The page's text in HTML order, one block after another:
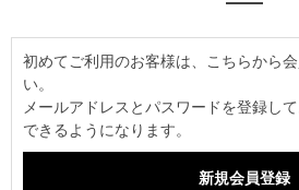
初めてご利用のお客様は、こちらから
い。
メールアドレスとパスワードを登録し
できるようになります。